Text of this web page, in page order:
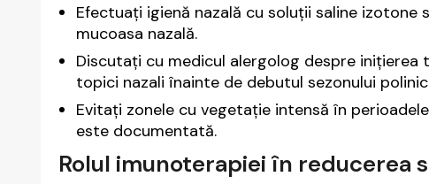
Efectuați igienă nazală cu soluții saline
mucoasa nazală.
Discutați cu medicul alergolog despre
topici nazali înainte de debutul sezonului
Evitați zonele cu vegetație intensă în
este documentată.
Rolul imunoterapiei în reducerea